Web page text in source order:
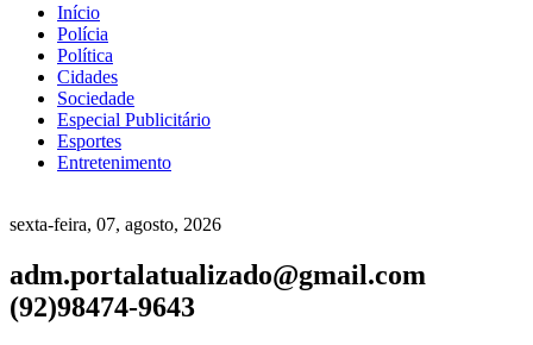
Início
Polícia
Política
Cidades
Sociedade
Especial Publicitário
Esportes
Entretenimento
sexta-feira, 07, agosto, 2026
adm.portalatualizado@gmail.com
(92)98474-9643